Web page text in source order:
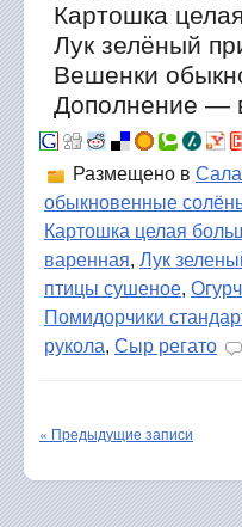
Картошка
Лук зелёный
Вешенки
Дополнение —
Размещено в
обыкновенные
Картошка целая
варенная, Лук
птицы сушеное,
Помидорчики
рукола, Сыр регато
« Предыдущие записи